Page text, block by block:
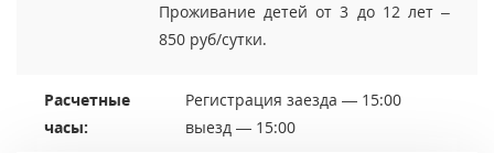
Проживание детей от 3 до 12 лет –
850 руб/сутки.
Расчетные
часы:
Регистрация заезда — 15:00
выезд — 15:00